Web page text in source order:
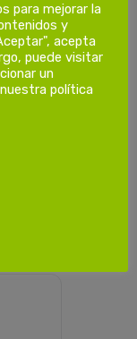
para mejorar la
y
acepta
puede visitar
un
política